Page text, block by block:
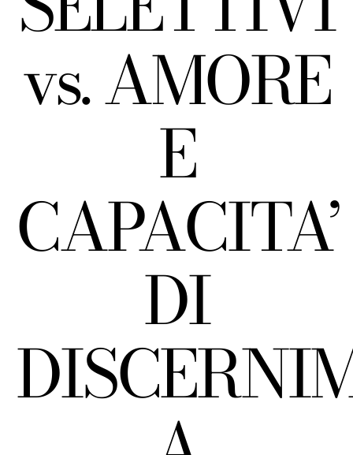
vs. AMORE
E
CAPACITA’
DI